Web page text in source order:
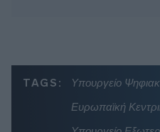
TAGS:
Υπουργείο
Ευρωπαϊκή